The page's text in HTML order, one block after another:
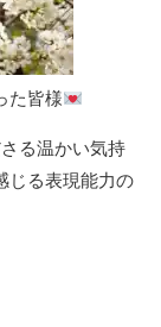
た皆様
る温かい気持
じる表現能力の